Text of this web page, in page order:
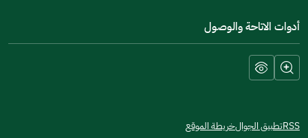
أدوات الاتاحة والوصول
RSSتطبيق الجوالخريطة الموقع